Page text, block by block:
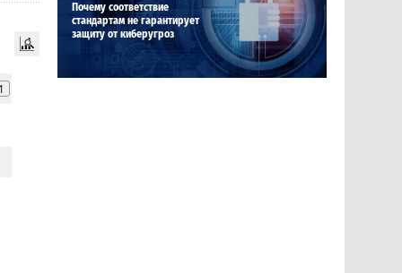
Почему соответствие
стандартам не гарантирует
защиту от киберугроз